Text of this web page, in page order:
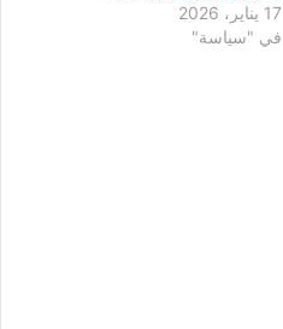
17 يناير، 2026
في "سياسة"